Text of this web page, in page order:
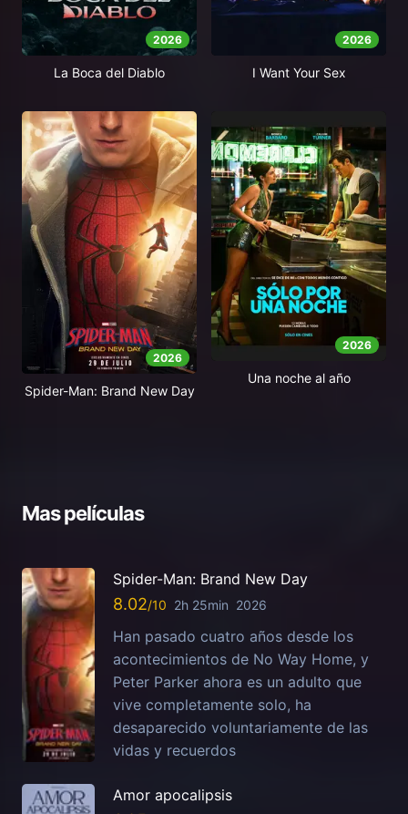
2026
La Boca del Diablo
2026
I Want Your Sex
2026
Spider-Man: Brand New Day
2026
Una noche al año
Mas películas
Spider-Man: Brand New Day
8.02 2h 25min 2026
Han pasado cuatro años desde los
acontecimientos de No Way Home, y
Peter Parker ahora es un adulto que
vive completamente solo, ha
desaparecido voluntariamente de las
vidas y recuerdos
Amor apocalipsis